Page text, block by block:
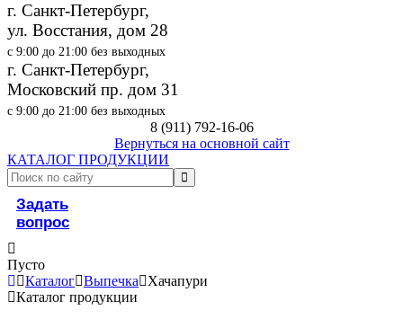
г. Санкт-Петербург,
ул. Восстания, дом 28
с 9:00 до 21:00 без выходных
г. Санкт-Петербург,
Московский пр. дом 31
с 9:00 до 21:00 без выходных
8 (911) 792-16-06
Вернуться на основной сайт
КАТАЛОГ ПРОДУКЦИИ
Задать
вопрос
Пусто
Каталог Выпечка
Хачапури
Каталог продукции